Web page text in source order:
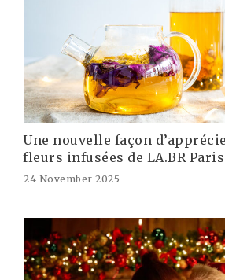
Une nouvelle façon
fleurs infusées de LA.BR Paris
24 November 2025